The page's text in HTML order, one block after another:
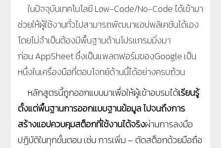
ในปัจจุบันเทคโนโลยี Low-Code/No-Code ได้เข้ามา
ช่วยให้ผู้ใช้งานทั่วไปสามารถพัฒนาแอปพลิเคชันได้เอง
โดยไม่จำเป็นต้องมีพื้นฐานด้านโปรแกรมมิ่งมา
ก่อน AppSheet ซึ่งเป็นแพลตฟอร์มของGoogle เป็น
หนึ่งในเครื่องมือที่ตอบโจทย์ด้านนี้ได้อย่างครบถ้วน
หลักสูตรนี้ถูกออกแบบมาเพื่อให้ผู้เข้าอบรมได้เรียนรู้
ตั้งแต่พื้นฐานการออกแบบฐานข้อมูล ไปจนถึงการ
สร้างแอปควบคุมสต็อกที่ใช้งานได้จริงผ่านการลงมือ
ปฏิบัติในทุกขั้นตอน เช่น การเพิ่ม – ตัดสต็อกด้วยมือถือ